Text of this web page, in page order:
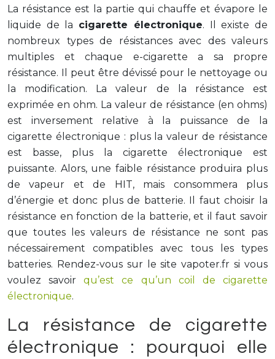
La résistance est la partie qui chauffe et évapore le
liquide de la cigarette électronique. Il existe de
nombreux types de résistances avec des valeurs
multiples et chaque e-cigarette a sa propre
résistance. Il peut être dévissé pour le nettoyage ou
la modification. La valeur de la résistance est
exprimée en ohm. La valeur de résistance (en ohms)
est inversement relative à la puissance de la
cigarette électronique : plus la valeur de résistance
est basse, plus la cigarette électronique est
puissante. Alors, une faible résistance produira plus
de vapeur et de HIT, mais consommera plus
d’énergie et donc plus de batterie. Il faut choisir la
résistance en fonction de la batterie, et il faut savoir
que toutes les valeurs de résistance ne sont pas
nécessairement compatibles avec tous les types
batteries. Rendez-vous sur le site vapoter.fr si vous
voulez savoirqu’est ce qu’un coil de cigarette
électronique.
La résistance de cigarette
électronique : pourquoi elle